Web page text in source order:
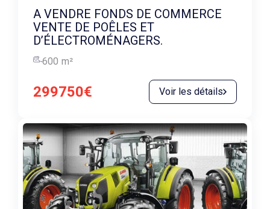
A VENDRE FONDS DE COMMERCE
VENTE DE POÊLES ET
D’ÉLECTROMÉNAGERS.
600 m²
299750€ Voir les détails